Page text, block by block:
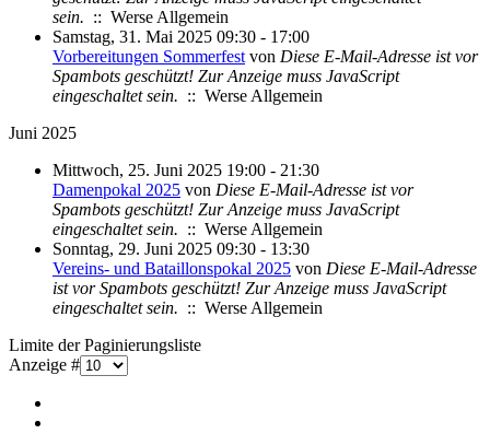
sein. :: Werse Allgemein
Samstag, 31. Mai 2025 09:30 - 17:00
Vorbereitungen Sommerfest von Diese E-Mail-Adresse ist vor
Spambots geschützt! Zur Anzeige muss JavaScript
eingeschaltet sein. :: Werse Allgemein
Juni 2025
Mittwoch, 25. Juni 2025 19:00 - 21:30
Damenpokal 2025 von Diese E-Mail-Adresse ist vor
Spambots geschützt! Zur Anzeige muss JavaScript
eingeschaltet sein. :: Werse Allgemein
Sonntag, 29. Juni 2025 09:30 - 13:30
Vereins- und Bataillonspokal 2025 von Diese E-Mail-Adresse
ist vor Spambots geschützt! Zur Anzeige muss JavaScript
eingeschaltet sein. :: Werse Allgemein
Limite der Paginierungsliste
Anzeige #